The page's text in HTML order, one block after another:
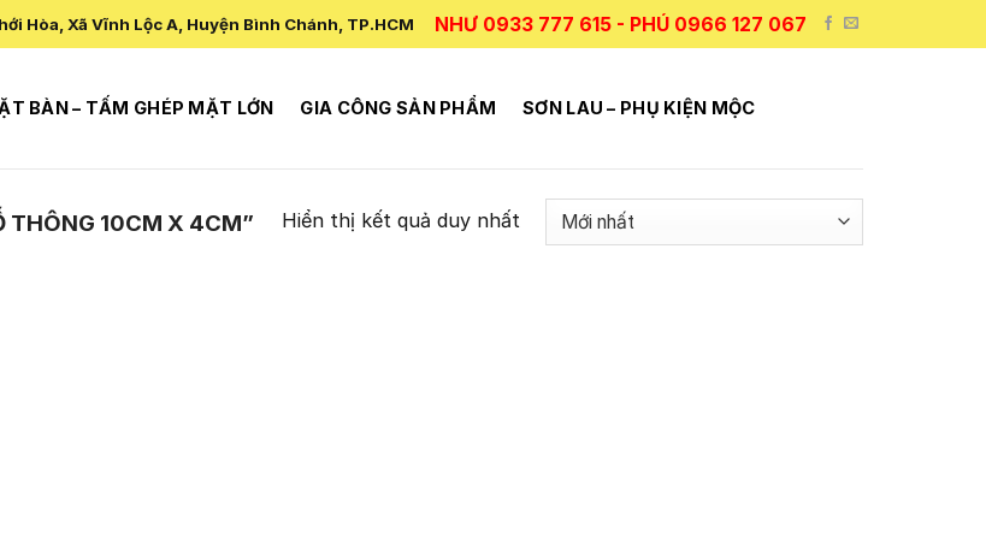
Hòa, Xã Vĩnh Lộc A, Huyện Bình Chánh, TP.HCM NHƯ 0933 777 615 - PHÚ 0966 127 067
BÀN – TẤM GHÉP MẶT LỚN GIA CÔNG SẢN PHẨM SƠN LAU – PHỤ KIỆN MỘC
THÔNG 10CM X 4CM” Hiển thị kết quả duy nhất